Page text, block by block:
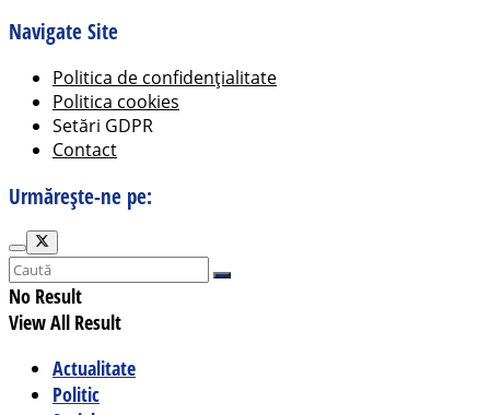
Navigate Site
Politica de confidențialitate
Politica cookies
Setări GDPR
Contact
Urmărește-ne pe:
No Result
View All Result
Actualitate
Politic